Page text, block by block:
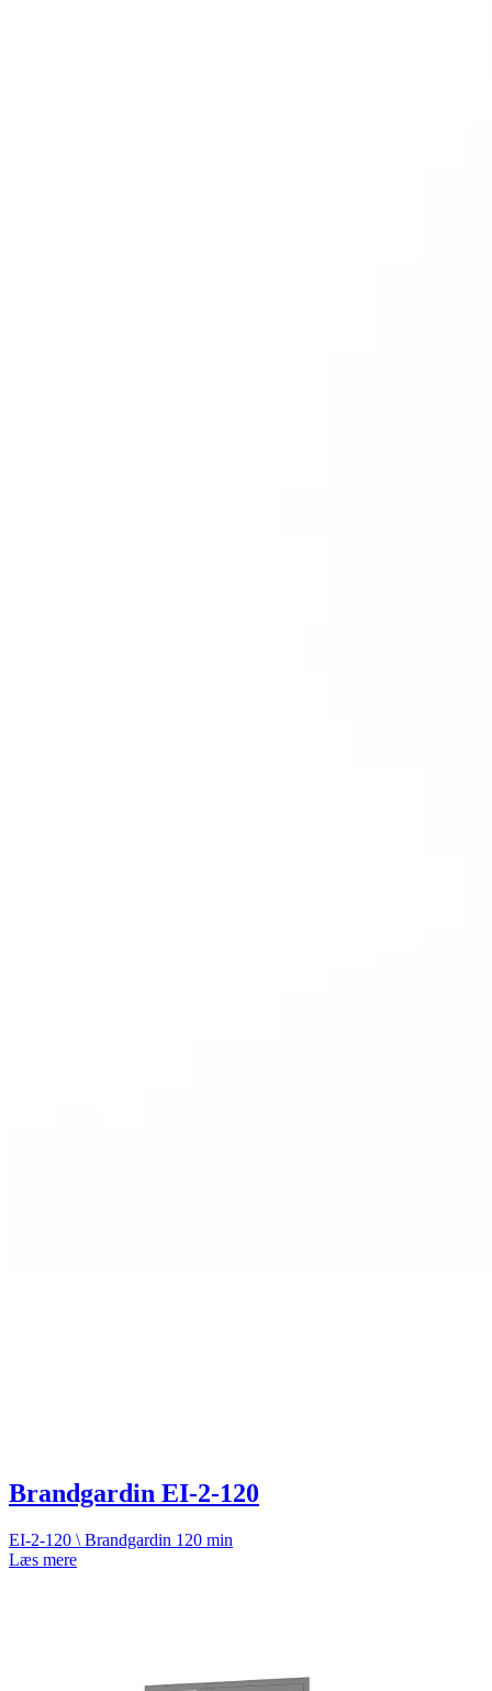
Brandgardin EI-2-120
EI-2-120 \ Brandgardin 120 min
Læs mere